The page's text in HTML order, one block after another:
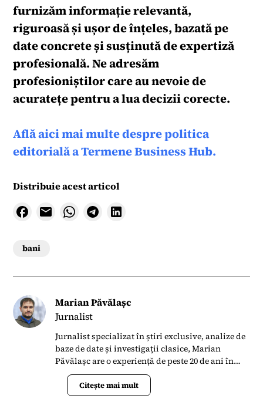
furnizăm informație relevantă,
riguroasă și ușor de înțeles, bazată pe
date concrete și susținută de expertiză
profesională. Ne adresăm
profesioniștilor care au nevoie de
acuratețe pentru a lua decizii corecte.
Află aici mai multe despre politica
editorială a Termene Business Hub.
Distribuie acest articol
bani
Marian Păvălașc
Jurnalist
Jurnalist specializat în știri exclusive, analize de
baze de date și investigații clasice, Marian
Păvălașc are o experiență de peste 20 de ani în
presa din România. S-a alăturat Termene.ro în
aprilie 2023 când s-a implicat în lansarea
Bussiness News ca un portal de știri la zi și
Citește mai mult